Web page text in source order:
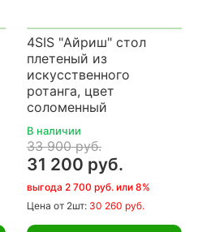
4SIS "Айриш" стол
плетеный из
искусственного
ротанга, цвет
соломенный
В наличии
33 900 руб.
31 200 руб.
выгода 2 700 руб. или 8%
Цена от 2шт: 30 260 руб.